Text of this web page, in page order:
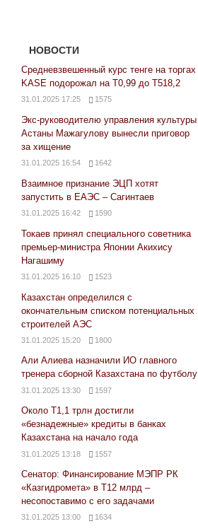
НОВОСТИ
Средневзвешенный курс тенге на торгах
KASE подорожал на Т0,99 до Т518,2
31.01.2025 17:25 1575
Экс-руководителю управления культуры
Астаны Мажагулову вынесли приговор
за хищение
31.01.2025 16:54 1642
Взаимное признание ЭЦП хотят
запустить в ЕАЭС – Сагинтаев
31.01.2025 16:42 1590
Токаев принял специального советника
премьер-министра Японии Акихису
Нагашиму
31.01.2025 16:10 1523
Казахстан определился с
окончательным списком потенциальных
строителей АЭС
31.01.2025 15:20 1800
Али Алиева назначили ИО главного
тренера сборной Казахстана по футболу
31.01.2025 13:30 1597
Около Т1,1 трлн достигли
«безнадежные» кредиты в банках
Казахстана на начало года
31.01.2025 13:18 1557
Сенатор: Финансирование МЭПР РК
«Казгидромета» в Т12 млрд –
несопоставимо с его задачами
31.01.2025 13:00 1634